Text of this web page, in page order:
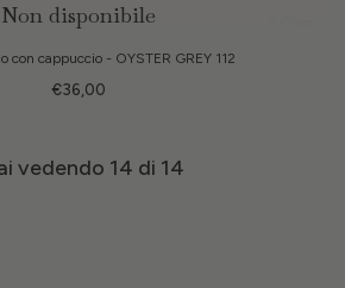
Non disponibile
con cappuccio - OYSTER GREY 112
€36,00
vedendo 14 di 14